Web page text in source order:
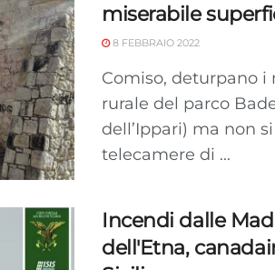
miserabile
8 FEBBRAIO 2022
Comiso, deturpano i
rurale del parco
dell’Ippari) ma non
telecamere di ...
Incendi dalle
dell'Etna,